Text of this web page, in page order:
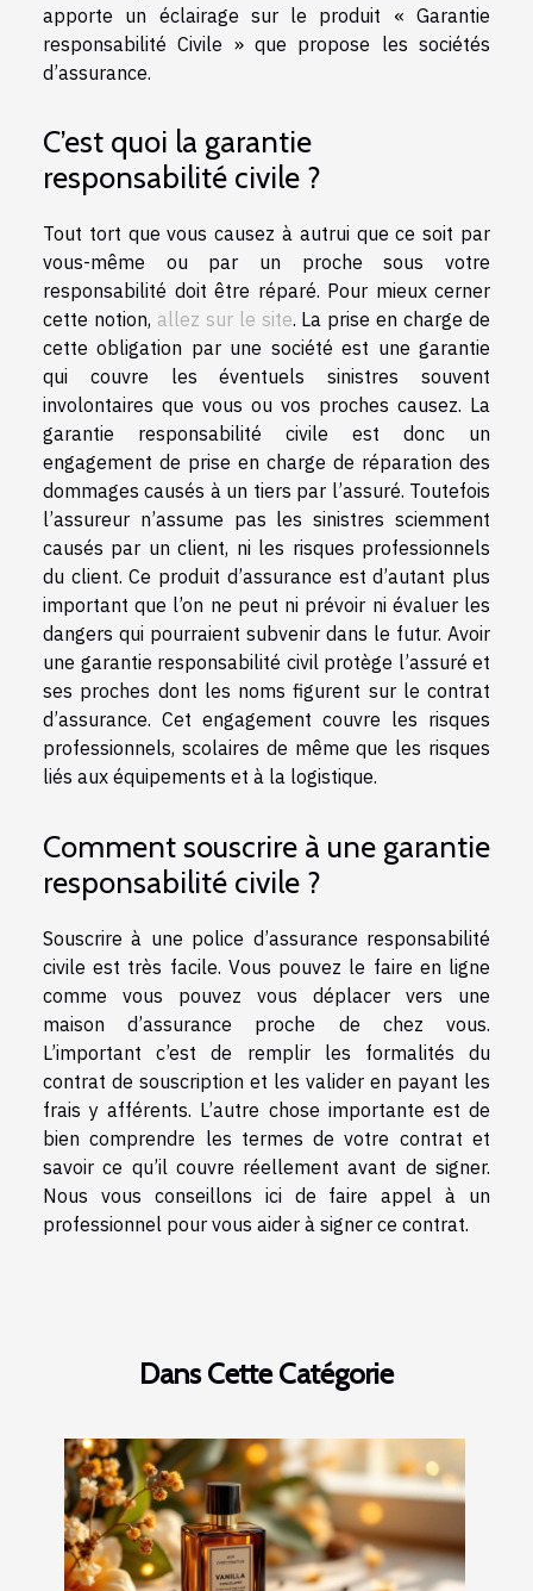
apporte un éclairage sur le produit « Garantie
responsabilité Civile » que propose les sociétés
d’assurance.
C’est quoi la garantie
responsabilité civile ?
Tout tort que vous causez à autrui que ce soit par
vous-même ou par un proche sous votre
responsabilité doit être réparé. Pour mieux cerner
cette notion, allez sur le site. La prise en charge de
cette obligation par une société est une garantie
qui couvre les éventuels sinistres souvent
involontaires que vous ou vos proches causez. La
garantie responsabilité civile est donc un
engagement de prise en charge de réparation des
dommages causés à un tiers par l’assuré. Toutefois
l’assureur n’assume pas les sinistres sciemment
causés par un client, ni les risques professionnels
du client. Ce produit d’assurance est d’autant plus
important que l’on ne peut ni prévoir ni évaluer les
dangers qui pourraient subvenir dans le futur. Avoir
une garantie responsabilité civil protège l’assuré et
ses proches dont les noms figurent sur le contrat
d’assurance. Cet engagement couvre les risques
professionnels, scolaires de même que les risques
liés aux équipements et à la logistique.
Comment souscrire à une garantie
responsabilité civile ?
Souscrire à une police d’assurance responsabilité
civile est très facile. Vous pouvez le faire en ligne
comme vous pouvez vous déplacer vers une
maison d’assurance proche de chez vous.
L’important c’est de remplir les formalités du
contrat de souscription et les valider en payant les
frais y afférents. L’autre chose importante est de
bien comprendre les termes de votre contrat et
savoir ce qu’il couvre réellement avant de signer.
Nous vous conseillons ici de faire appel à un
professionnel pour vous aider à signer ce contrat.
Dans Cette Catégorie